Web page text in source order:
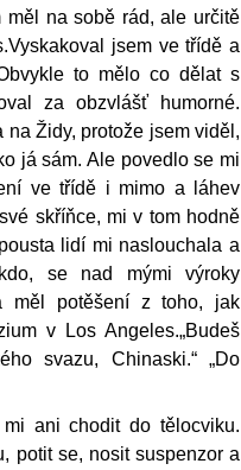
měl na sobě rád, ale určitě
jsem ve třídě a
to mělo co dělat s
za obzvlášť humorné.
Židy, protože jsem viděl,
já sám. Ale povedlo se mi
ve třídě i mimo a láhev
skříňce, mi v tom hodně
lidí mi naslouchala a
se nad mými výroky
měl potěšení z toho, jak
v Los Angeles.„Budeš
svazu, Chinaski.“ „Do
ani chodit do tělocviku.
potit se, nosit suspenzor a